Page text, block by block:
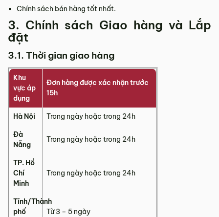
Chính sách bán hàng tốt nhất.
3. Chính sách Giao hàng và Lắp
đặt
3.1. Thời gian giao hàng
Khu
vực áp
dụng
Đơn hàng được xác nhận trước
15h
Hà Nội Trong ngày hoặc trong 24h
Đà
Nẵng
Trong ngày hoặc trong 24h
TP. Hồ
Chí
Minh
Trong ngày hoặc trong 24h
Tỉnh/Thành
phố
Từ 3 – 5 ngày